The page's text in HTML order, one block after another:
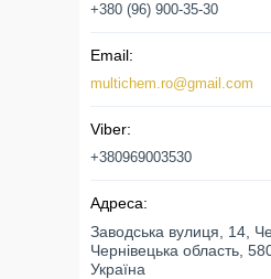
+380 (96) 900-35-30
multichem.ro@gmail.com
+380969003530
Заводська вулиця, 14,
Чернівецька область,
Україна